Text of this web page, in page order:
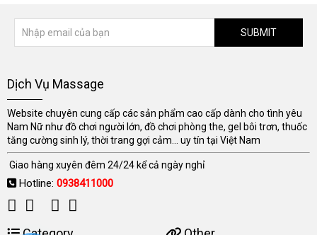
SUBMIT
Dịch Vụ Massage
Website chuyên cung cấp các sản phẩm cao cấp dành cho tình yêu
Nam Nữ như đồ chơi người lớn, đồ chơi phòng the, gel bôi trơn, thuốc
tăng cường sinh lý, thời trang gợi cảm... uy tín tại Việt Nam
Giao hàng xuyên đêm 24/24 kể cả ngày nghỉ
Hotline: 0938411000